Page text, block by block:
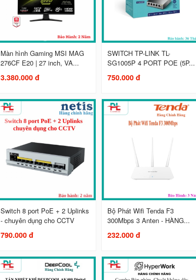
Màn hình Gaming MSI MAG
276CF E20 | 27 inch, VA...
3.380.000 đ
SWITCH TP-LINK TL-
SG1005P 4 PORT POE (5P...
750.000 đ
Switch 8 port PoE + 2 Uplinks
- chuyên dụng cho CCTV
790.000 đ
Bộ Phát Wifi Tenda F3
300Mbps 3 Anten - HÀNG...
232.000 đ